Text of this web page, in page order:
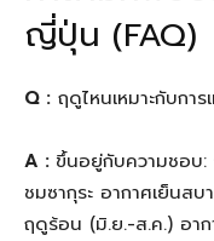
ญี่ปุ่น (FAQ)
Q : ฤดูไหนเหมาะกับก
A : ขึ้นอยู่กับความชอบ:
ชมซากุระ อากาศเย็นสบ
ฤดูร้อน (มิ.ย.-ส.ค.) อาก